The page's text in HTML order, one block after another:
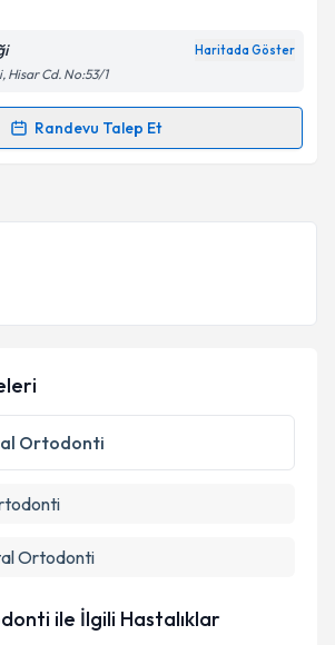
Haritada Göster
Hisar Cd. No:53/1
Randevu Talep Et
Talebi
e-posta ile bilgilendireceğiz.
işlenmesine ilişkinAydınlatma
ve kişisel verilerimin belirtilen
işlenmesini kabul ediyorum.
Ortodonti
Ortodonti
ile İlgili Hastalıklar